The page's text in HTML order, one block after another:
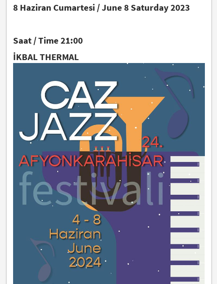
8 Haziran Cumartesi / June 8 Saturday 2023
Saat / Time 21:00
İKBAL THERMAL